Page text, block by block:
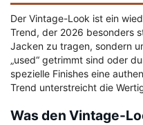
Der Vintage-Look ist ein
Trend, der 2026 besonders
Jacken zu tragen, sondern
„used“ getrimmt sind oder
spezielle Finishes eine
Trend unterstreicht die
Was den Vintage-